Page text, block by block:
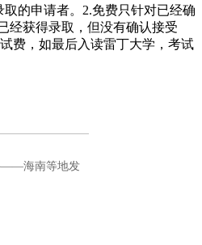
取的申请者。2.免费只针对已经确
经获得录取，但没有确认接受
费，如最后入读雷丁大学，考试